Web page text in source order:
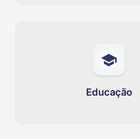
Educação